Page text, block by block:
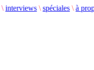
\ interviews \ spéciales \ à